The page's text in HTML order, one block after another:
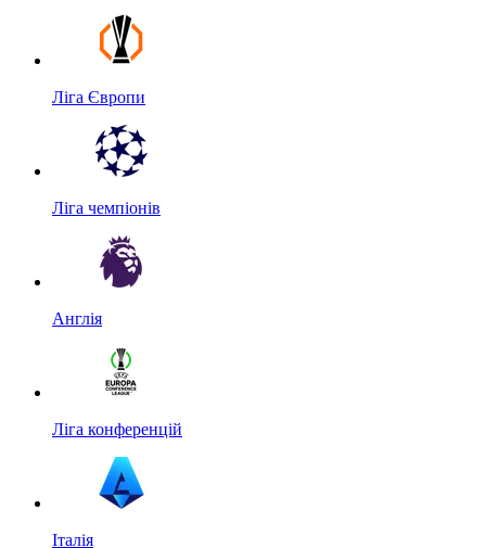
Ліга Європи
Ліга чемпіонів
Англія
Ліга конференцій
Італія